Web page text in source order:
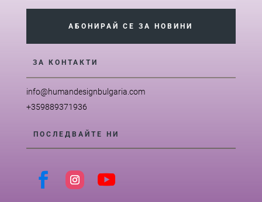
АБОНИРАЙ СЕ ЗА НОВИНИ
ЗА КОНТАКТИ
info@humandesignbulgaria.com
+359889371936
ПОСЛЕДВАЙТЕ НИ